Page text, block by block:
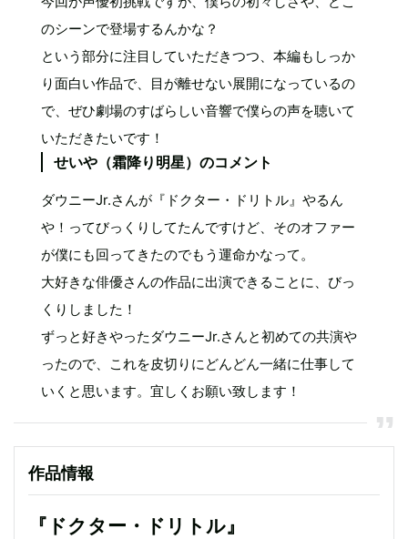
のシーンで登場するんかな？
という部分に注目していただきつつ、本編もしっか
り面白い作品で、目が離せない展開になっているの
で、ぜひ劇場のすばらしい音響で僕らの声を聴いて
いただきたいです！
せいや（霜降り明星）のコメント
ダウニーJr.さんが『ドクター・ドリトル』やるん
や！ってびっくりしてたんですけど、そのオファー
が僕にも回ってきたのでもう運命かなって。
大好きな俳優さんの作品に出演できることに、びっ
くりしました！
ずっと好きやったダウニーJr.さんと初めての共演や
ったので、これを皮切りにどんどん一緒に仕事して
いくと思います。宜しくお願い致します！
作品情報
『ドクター・ドリトル』